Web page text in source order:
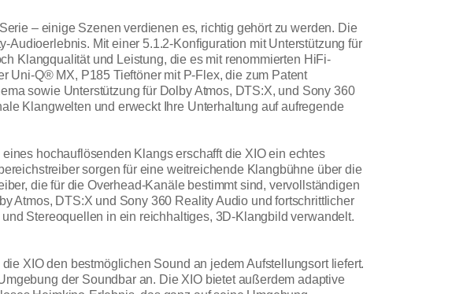
– einige Szenen verdienen es, richtig gehört zu werden. Die
Mit einer 5.1.2-Konfiguration mit Unterstützung für
Klangqualität und Leistung, die es mit renommierten HiFi-
Uni-Q® MX, P185 Tieftöner mit P-Flex, die zum Patent
sowie Unterstützung für Dolby Atmos, DTS:X, und Sony 360
Klangwelten und erweckt Ihre Unterhaltung auf aufregende
hochauflösenden Klangs erschafft die XIO ein echtes
sorgen für eine weitreichende Klangbühne über die
die für die Overhead-Kanäle bestimmt sind, vervollständigen
Atmos, DTS:X und Sony 360 Reality Audio und fortschrittlicher
Stereoquellen in ein reichhaltiges, 3D-Klangbild verwandelt.
XIO den bestmöglichen Sound an jedem Aufstellungsort liefert.
der Soundbar an. Die XIO bietet außerdem adaptive